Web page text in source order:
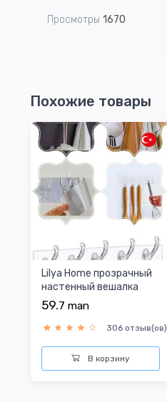
Просмотры 1670
Похожие товары
Lilya Home прозрачный
настенный вешалка
59.7 man
306 отзыв(ов)
В корзину